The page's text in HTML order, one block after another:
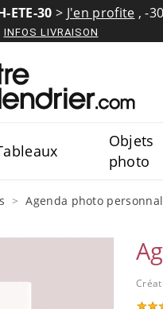
ETE-30 > J'en profite ,-
INFOS LIVRAISON
Objets
photo
Agenda photo